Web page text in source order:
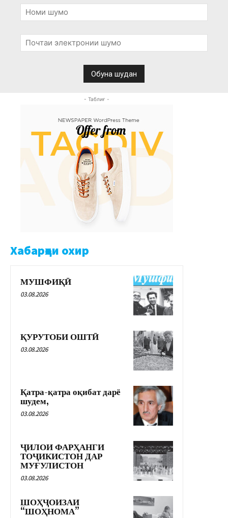
- Таблиғ -
Хабарҳои охир
МУШФИҚӢ
03.08.2026
ҚУРУТОБИ ОШТӢ
03.08.2026
Қатра-қатра оқибат дарё
шудем,
03.08.2026
ҶИЛОИ ФАРҲАНГИ
ТОҶИКИСТОН ДАР
МУҒУЛИСТОН
03.08.2026
ШОҲҶОИЗАИ
“ШОҲНОМА”